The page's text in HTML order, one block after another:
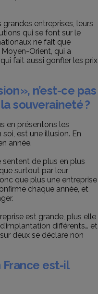
entreprises, leurs
qui se font sur le
ne fait que
Moyen-Orient, qui a
fait aussi gonfler les prix
», n’est-ce pas
souveraineté ?
en présentons les
est une illusion. En
année.
sentent de plus en plus
surtout par leur
que plus une entreprise
chaque année, et
est grande, plus elle
différents… et
deux se déclare non
est-il